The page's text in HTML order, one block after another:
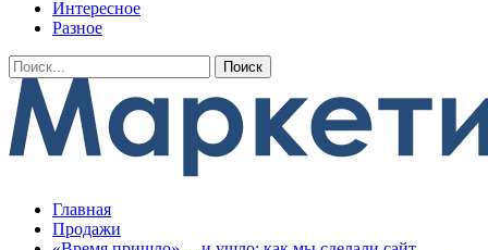
Интересное
Разное
Главная
Продажи